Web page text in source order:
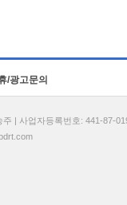
/광고문의
| 사업자등록번호: 441-87-